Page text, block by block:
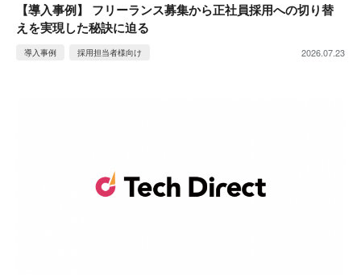
【導入事例】 フリーランス募集から正社員採用への切り替
えを実現した秘訣に迫る
導入事例 採用担当者様向け 2026.07.23